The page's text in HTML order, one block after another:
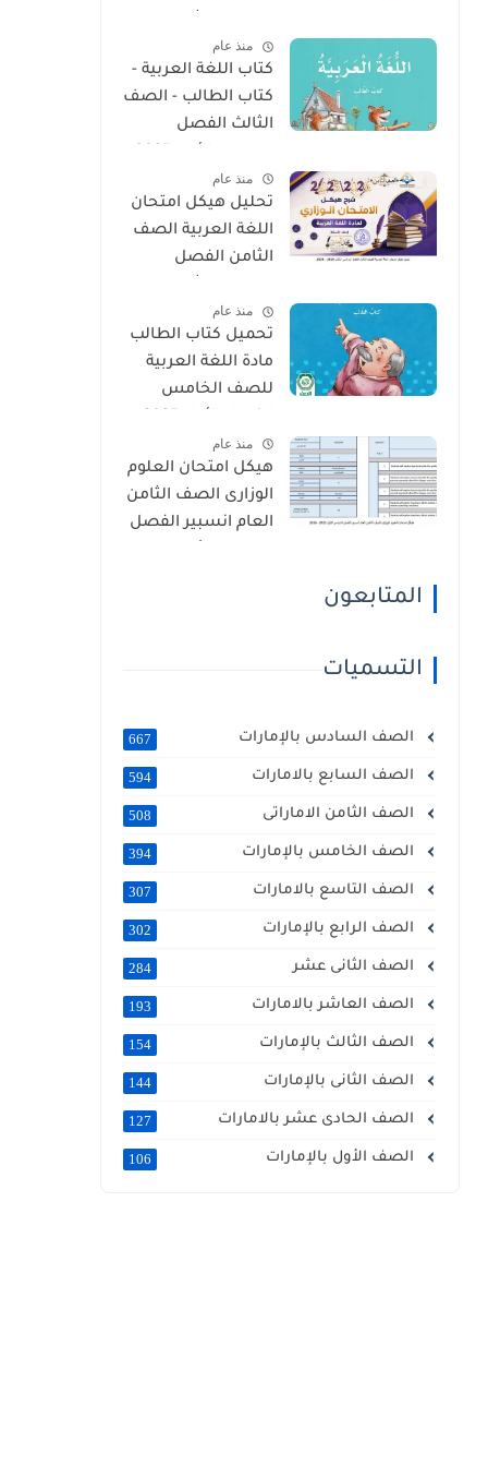
- 2026
منذ عام
كتاب اللغة العربية -
كتاب الطالب - الصف
الثالث الفصل
2026 منهج الإماراتمنذ عام
تحليل هيكل امتحان
اللغة العربية الصف
الثامن الفصل
- 2026
منذ عام
تحميل كتاب الطالب
مادة اللغة العربية
للصف الخامس
2026 منهج الإماراتمنذ عام
هيكل امتحان العلوم
الوزارى الصف الثامن
العام انسبير الفصل
المتابعون
التسميات
الصف السادس بالإمارات 667
الصف السابع بالامارات 594
الصف الثامن الاماراتى 508
الصف الخامس بالإمارات 394
الصف التاسع بالامارات 307
الصف الرابع بالإمارات 302
الصف الثانى عشر 284
الصف العاشر بالامارات 193
الصف الثالث بالإمارات 154
الصف الثانى بالإمارات 144
الصف الحادى عشر بالامارات 127
الصف الأول بالإمارات 106